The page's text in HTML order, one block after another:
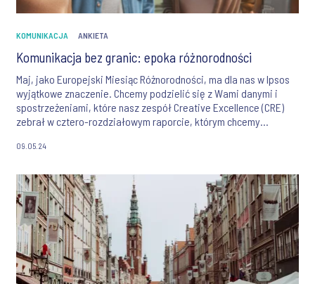
KOMUNIKACJA ANKIETA
Komunikacja bez granic: epoka różnorodności
Maj, jako Europejski Miesiąc Różnorodności, ma dla nas w Ipsos
wyjątkowe znaczenie. Chcemy podzielić się z Wami danymi i
spostrzeżeniami, które nasz zespół Creative Excellence (CRE)
zebrał w cztero-rozdziałowym raporcie, którym chcemy
09.05.24